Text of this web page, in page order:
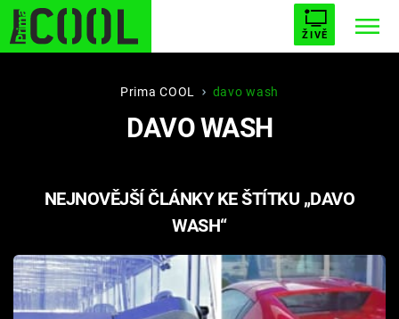
ŽIVĚ
STARHOUSE BUFFY, PŘEMOŽITELKA UPÍRŮ
PLNEJ KOTEL AVENGERS 5
Filmy
Prima COOL davo wash
DAVO WASH
NEJNOVĚJŠÍ ČLÁNKY KE ŠTÍTKU „DAVO
WASH“